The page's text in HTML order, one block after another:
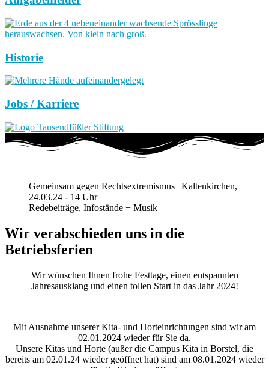
Historie
Jobs / Karriere
Gemeinsam gegen Rechtsextremismus | Kaltenkirchen,
24.03.24 - 14 Uhr
Redebeiträge, Infostände + Musik
Wir verabschieden uns in die
Betriebsferien
Wir wünschen Ihnen frohe Festtage, einen entspannten
Jahresausklang und einen tollen Start in das Jahr 2024!
Mit Ausnahme unserer Kita- und Horteinrichtungen sind wir am
02.01.2024 wieder für Sie da.
Unsere Kitas und Horte (außer die Campus Kita in Borstel, die
bereits am 02.01.24 wieder geöffnet hat) sind am 08.01.2024 wieder